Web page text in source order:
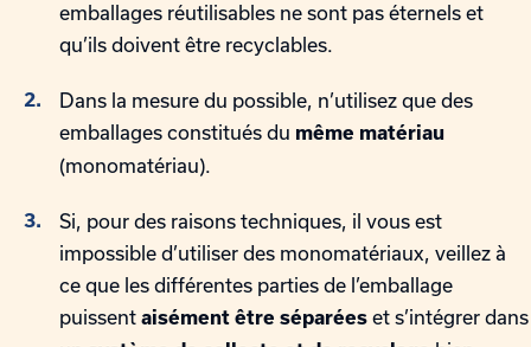
emballages réutilisables ne sont pas éternels et
qu’ils doivent être recyclables.
Dans la mesure du possible, n’utilisez que des
emballages constitués du même matériau
(monomatériau).
Si, pour des raisons techniques, il vous est
impossible d’utiliser des monomatériaux, veillez à
ce que les différentes parties de l’emballage
puissent aisément être séparées et s’intégrer dans